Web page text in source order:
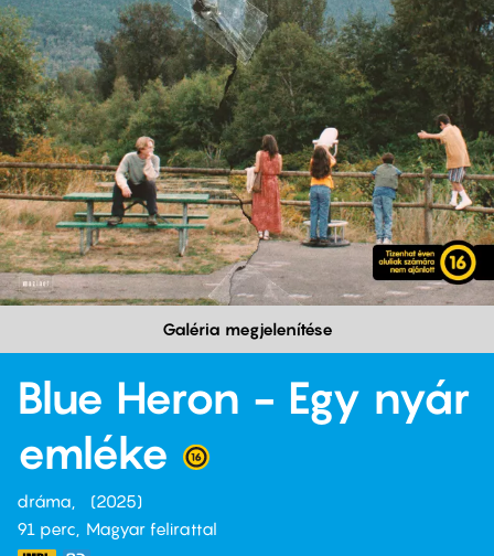
Galéria megjelenítése
Blue Heron - Egy nyár
emléke
dráma
2025
91 perc,
Magyar felirattal